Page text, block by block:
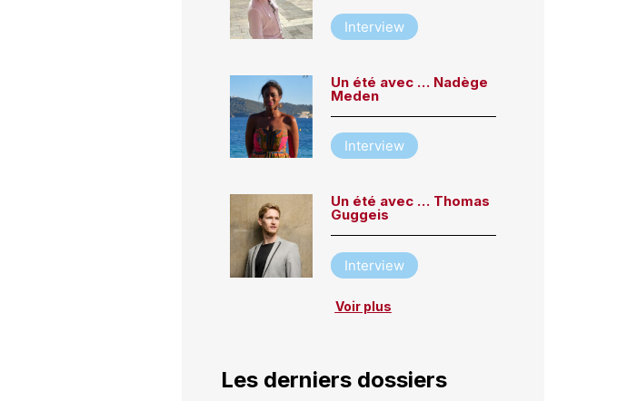
Interview
Un été avec … Nadège
Meden
Interview
Un été avec … Thomas
Guggeis
Interview
Voir plus
Les derniers dossiers